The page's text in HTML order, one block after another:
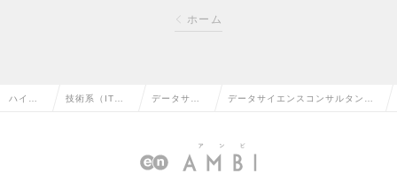
ホーム
ハイク 技術系（IT・ データサイ
トの転職
データサイエンスコンサルタン
候補）の求人情報